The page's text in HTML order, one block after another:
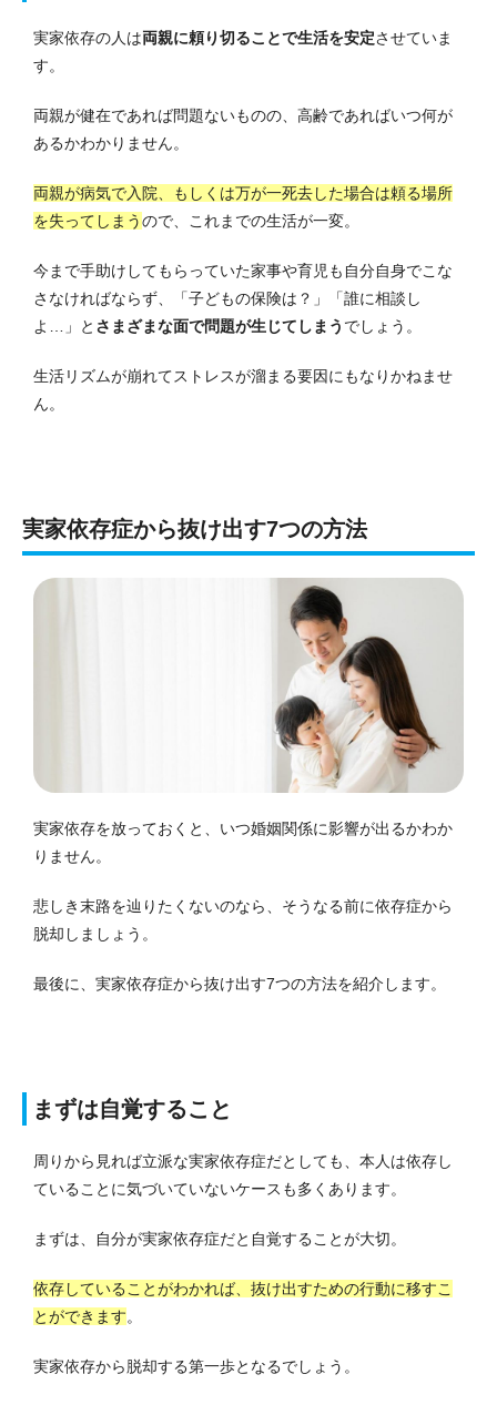
実家依存の人は両親に頼り切ることで生活を安定させていま
す。
両親が健在であれば問題ないものの、高齢であればいつ何が
あるかわかりません。
両親が病気で入院、もしくは万が一死去した場合は頼る場所
を失ってしまうので、これまでの生活が一変。
今まで手助けしてもらっていた家事や育児も自分自身でこな
さなければならず、「子どもの保険は？」「誰に相談し
よ…」と さまざまな面で問題が生じてしまう でしょう。
生活リズムが崩れてストレスが溜まる要因にもなりかねませ
ん。
実家依存症から抜け出す7つの方法
実家依存を放っておくと、いつ婚姻関係に影響が出るかわか
りません。
悲しき末路を辿りたくないのなら、そうなる前に依存症から
脱却しましょう。
最後に、実家依存症から抜け出す7つの方法を紹介します。
まずは自覚すること
周りから見れば立派な実家依存症だとしても、本人は依存し
ていることに気づいていないケースも多くあります。
まずは、自分が実家依存症だと自覚することが大切。
依存していることがわかれば、抜け出すための行動に移すこ
とができます。
実家依存から脱却する第一歩となるでしょう。